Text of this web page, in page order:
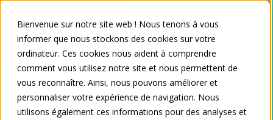
Bienvenue sur notre site web ! Nous tenons à vous
informer que nous stockons des cookies sur votre
ordinateur. Ces cookies nous aident à comprendre
comment vous utilisez notre site et nous permettent de
vous reconnaître. Ainsi, nous pouvons améliorer et
personnaliser votre expérience de navigation. Nous
utilisons également ces informations pour des analyses et